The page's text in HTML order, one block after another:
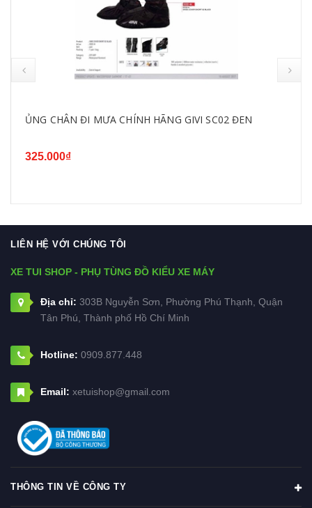
ỦNG CHÂN ĐI MƯA CHÍNH HÃNG GIVI SC02 ĐEN
325.000₫
LIÊN HỆ VỚI CHÚNG TÔI
XE TUI SHOP - PHỤ TÙNG ĐỒ KIỂU XE MÁY
Địa chỉ: 303B Nguyễn Sơn, Phường Phú Thạnh, Quận
Tân Phú, Thành phố Hồ Chí Minh
Hotline: 0909.877.448
Email: xetuishop@gmail.com
THÔNG TIN VỀ CÔNG TY